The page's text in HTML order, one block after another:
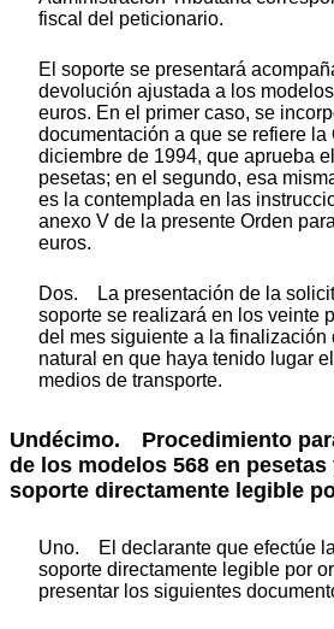
fiscal del peticionario.
El soporte se presentará
devolución ajustada a los
euros. En el primer caso, se
documentación a que se refiere la
diciembre de 1994, que aprueba
pesetas; en el segundo, esa
es la contemplada en las
anexo V de la presente Orden
euros.
Dos. La presentación de la
soporte se realizará en los veinte
del mes siguiente a la finalización
natural en que haya tenido lugar
medios de transporte.
Undécimo. Procedimiento
de los modelos 568 en pesetas
soporte directamente legible
Uno. El declarante que efectúe
soporte directamente legible por
presentar los siguientes